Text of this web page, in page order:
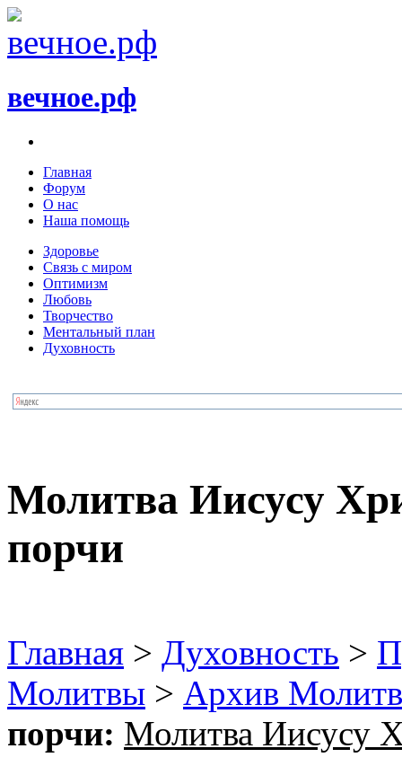
вечное.рф
Главная
Форум
О нас
Наша помощь
Здоровье
Связь с миром
Оптимизм
Любовь
Творчество
Ментальный план
Духовность
Молитва Иисусу
порчи
Главная > Духовность >
Молитвы > Архив Молитв
порчи: Молитва Иисусу